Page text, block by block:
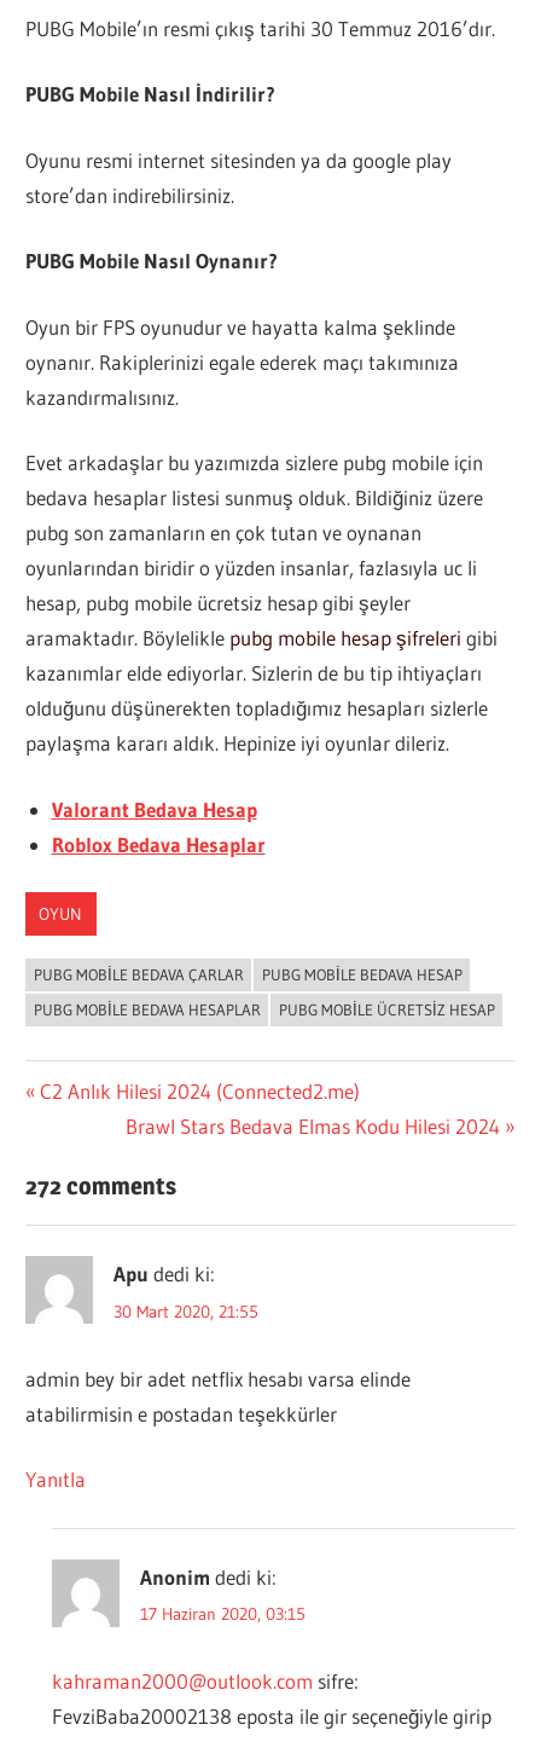
PUBG Mobile’ın resmi çıkış tarihi 30 Temmuz 2016’dır.
PUBG Mobile Nasıl İndirilir?
Oyunu resmi internet sitesinden ya da google play
store’dan indirebilirsiniz.
PUBG Mobile Nasıl Oynanır?
Oyun bir FPS oyunudur ve hayatta kalma şeklinde
oynanır. Rakiplerinizi egale ederek maçı takımınıza
kazandırmalısınız.
Evet arkadaşlar bu yazımızda sizlere pubg mobile için
bedava hesaplar listesi sunmuş olduk. Bildiğiniz üzere
pubg son zamanların en çok tutan ve oynanan
oyunlarından biridir o yüzden insanlar, fazlasıyla uc li
hesap, pubg mobile ücretsiz hesap gibi şeyler
aramaktadır. Böylelikle pubg mobile hesap şifreleri gibi
kazanımlar elde ediyorlar. Sizlerin de bu tip ihtiyaçları
olduğunu düşünerekten topladığımız hesapları sizlerle
paylaşma kararı aldık. Hepinize iyi oyunlar dileriz.
Valorant Bedava Hesap
Roblox Bedava Hesaplar
OYUN
PUBG MOBILE BEDAVA ÇARLAR
PUBG MOBILE BEDAVA HESAP
PUBG MOBILE BEDAVA HESAPLAR
PUBG MOBILE ÜCRETSIZ HESAP
Yazı
gezinmesi
Previous
C2 Anlık Hilesi 2024 (Connected2.me)
Next
Brawl Stars Bedava Elmas Kodu Hilesi 2024
272 comments
Apu dedi ki:
30 Mart 2020, 21:55
admin bey bir adet netflix hesabı varsa elinde
atabilirmisin e postadan teşekkürler
Yanıtla
Anonim dedi ki:
17 Haziran 2020, 03:15
kahraman2000@outlook.com sifre:
FevziBaba20002138 eposta ile gir seçeneğiyle girip